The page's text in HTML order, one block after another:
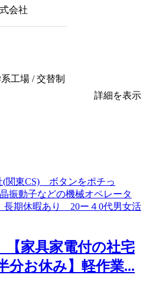
会社
工場 / 交替制
詳細を表示
【家具家電付の社宅
分お休み】軽作業...